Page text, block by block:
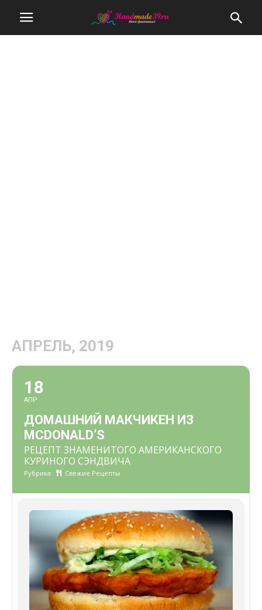
АПРЕЛЬ, 2019
18
АПР
ДОМАШНИЙ МАКЧИКЕН ИЗ
MCDONALD’S
РЕЦЕПТ ЗНАМЕНИТОГО АМЕРИКАНСКОГО
КУРИНОГО СЭНДВИЧА
Рубрика: Свежие Рецепты